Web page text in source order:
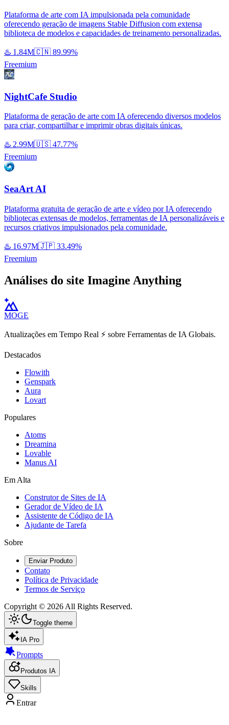
Plataforma de arte com IA impulsionada pela comunidade
oferecendo geração de imagens Stable Diffusion com extensa
biblioteca de modelos e capacidades de treinamento personalizadas.
♨️ 1.84M🇨🇳 89.99%
Freemium
NightCafe Studio
Plataforma de geração de arte com IA oferecendo diversos modelos
para criar, compartilhar e imprimir obras digitais únicas.
♨️ 2.99M🇺🇸 47.77%
Freemium
SeaArt AI
Plataforma gratuita de geração de arte e vídeo por IA oferecendo
bibliotecas extensas de modelos, ferramentas de IA personalizáveis e
recursos criativos impulsionados pela comunidade.
♨️ 16.97M🇯🇵 33.49%
Freemium
Análises do site Imagine Anything
MOGE
Atualizações em Tempo Real ⚡️ sobre Ferramentas de IA Globais.
Destacados
Flowith
Genspark
Aura
Lovart
Populares
Atoms
Dreamina
Lovable
Manus AI
Em Alta
Construtor de Sites de IA
Gerador de Vídeo de IA
Assistente de Código de IA
Ajudante de Tarefa
Sobre
Enviar Produto
Contato
Política de Privacidade
Termos de Serviço
Copyright © 2026 All Rights Reserved.
Toggle theme
IA Pro
Prompts
Produtos IA
Skills
Entrar